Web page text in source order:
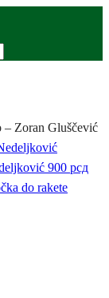
– Zoran Gluščević
900 рсд
do rakete